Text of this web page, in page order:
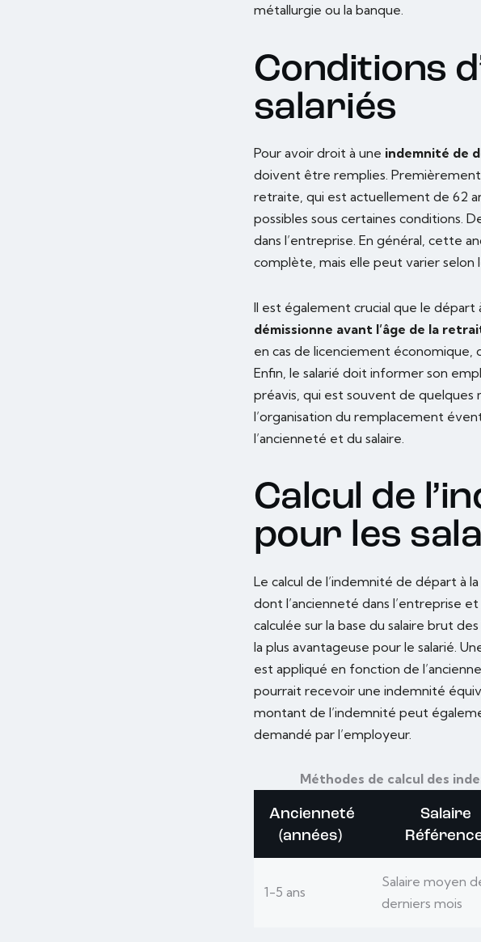
métallurgie ou la banque.
Conditions
salariés
Pour avoir droit à une indemnité de
doivent être remplies.
retraite, qui est actuellement de 62
possibles sous certaines conditions.
dans l’entreprise. En général, cette
complète, mais elle peut varier selon
Il est également crucial que le départ
démissionne avant l’âge de la
en cas de licenciement
Enfin, le salarié doit informer son
préavis, qui est souvent de
l’organisation du remplacement
l’ancienneté et du salaire.
Calcul de
pour les
Le calcul de l’indemnité de départ à
dont l’ancienneté dans l’entreprise et
calculée sur la base du salaire brut
la plus avantageuse pour le salarié.
est appliqué en fonction de
pourrait recevoir une indemnité
montant de l’indemnité peut
demandé par l’employeur.
Méthodes de calcul des
Ancienneté
(années)
Salaire
1-5 ans
Salaire moyen
derniers mois